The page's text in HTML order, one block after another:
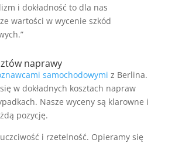
i dokładność to dla nas
wartości w wycenie szkód
naprawy
samochodowymi z Berlina.
w dokładnych kosztach napraw
Nasze wyceny są klarowne i
pozycję.
i rzetelność. Opieramy się